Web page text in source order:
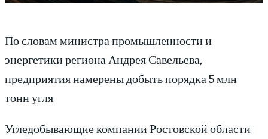
По словам министра промышленности и
энергетики региона Андрея Савельева,
предприятия намерены добыть порядка 5 млн
тонн угля
Угледобывающие компании Ростовской области